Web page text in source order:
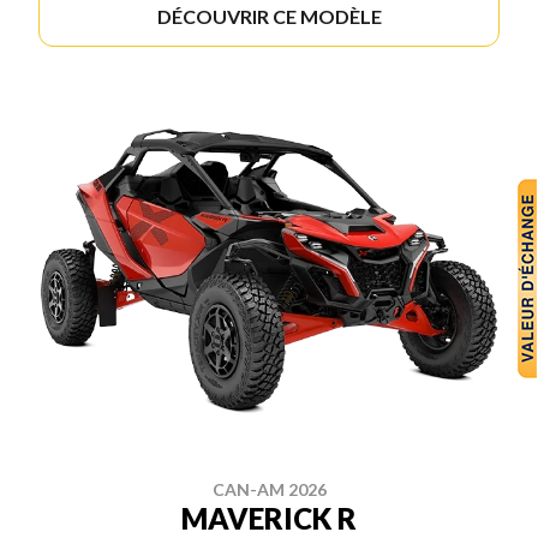
DÉCOUVRIR CE MODÈLE
CAN-AM 2026
MAVERICK R